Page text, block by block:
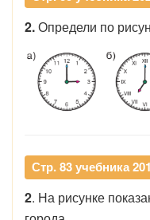
2.Определи по
Стр. 83 учебника
2. На рисунке